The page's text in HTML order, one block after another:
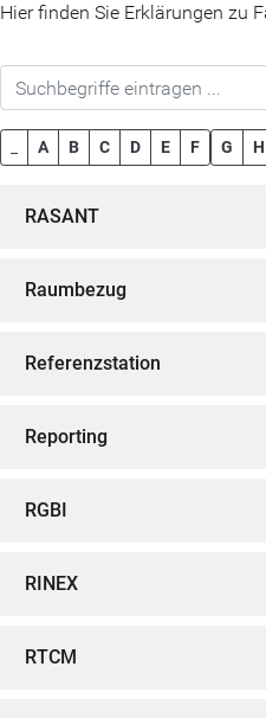
Hier finden Sie Erklärungen zu
A B C D E F G H
RASANT
Raumbezug
Referenzstation
Reporting
RGBI
RINEX
RTCM